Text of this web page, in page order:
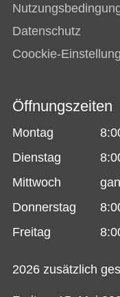
Datenschutz
Coockie-
Öffnungszeiten
Montag
Dienstag
Mittwoch
Donnerstag
Freitag
2026 zusätzlich